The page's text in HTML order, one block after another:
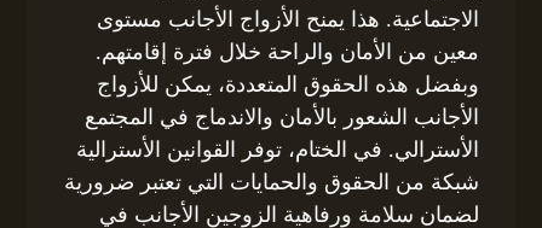
الاجتماعية. هذا يمنح الأزواج الأجانب مستوى
معين من الأمان والراحة خلال فترة إقامتهم.
وبفضل هذه الحقوق المتعددة، يمكن للأزواج
الأجانب الشعور بالأمان والاندماج في المجتمع
الأسترالي. في الختام، توفر القوانين الأسترالية
شبكة من الحقوق والحمايات التي تعتبر ضرورية
لضمان سلامة ورفاهية الزوجين الأجانب في